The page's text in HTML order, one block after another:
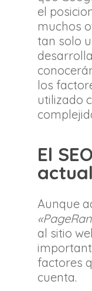
el
muchos
tan solo
los
utilizado
El
Aunque
al sitio
factores
cuenta.